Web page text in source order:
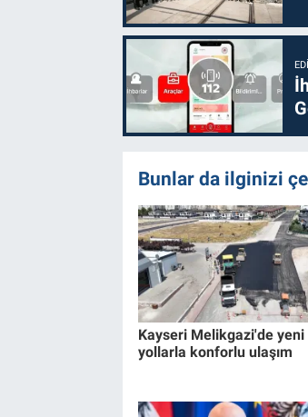
Bunlar da ilginizi
Kayseri Melikgazi'de yeni
yollarla konforlu ulaşım